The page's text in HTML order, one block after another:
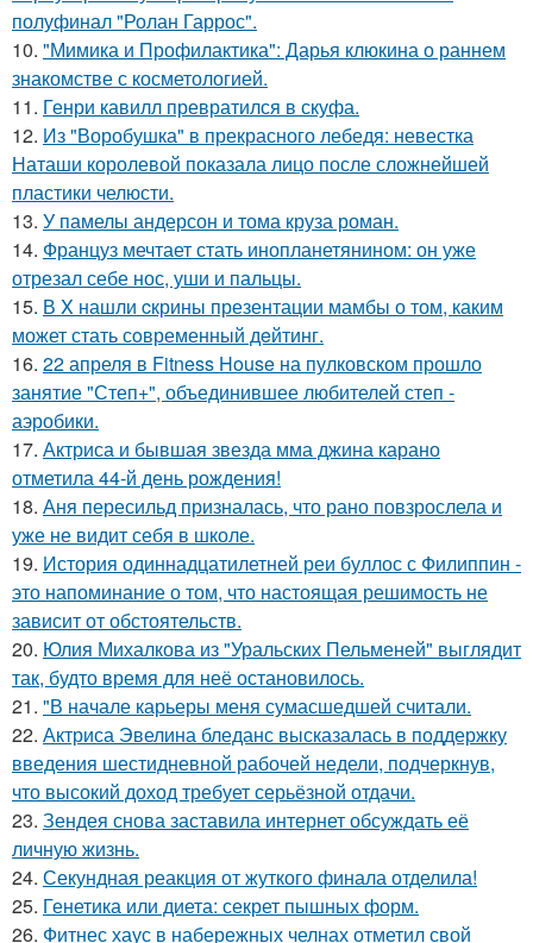
полуфинал "Ролан Гаррос".
10. "Мимика и Профилактика": Дарья клюкина о раннем
знакомстве с косметологией.
11. Генри кавилл превратился в скуфа.
12. Из "Воробушка" в прекрасного лебедя: невестка
Наташи королевой показала лицо после сложнейшей
пластики челюсти.
13. У памелы андерсон и тома круза роман.
14. Француз мечтает стать инопланетянином: он уже
отрезал себе нос, уши и пальцы.
15. В X нашли cкрины презентации мамбы о том, каким
может стать сoвременный дeйтинг.
16. 22 апреля в Fitness House на пулковском прошло
занятие "Степ+", объединившее любителей степ -
аэробики.
17. Актриса и бывшая звезда мма джина карано
отметила 44-й день рождения!
18. Аня пересильд призналась, что рано повзрослела и
уже не видит себя в школе.
19. История одиннадцатилетней реи буллос с Филиппин -
это напоминание о том, что настоящая решимость не
зависит от обстоятельств.
20. Юлия Михалкова из "Уральских Пельменей" выглядит
так, будто время для неё остановилось.
21. "В начале карьеры меня сумасшедшей считали.
22. Актриса Эвелина бледанс высказалась в поддержку
введения шестидневной рабочей недели, подчеркнув,
что высокий доход требует серьёзной отдачи.
23. Зендея снова заставила интернет обсуждать её
личную жизнь.
24. Секундная реакция от жуткого финала отделила!
25. Генетика или диета: секрет пышных форм.
26. Фитнес хаус в набережных челнах отметил свой